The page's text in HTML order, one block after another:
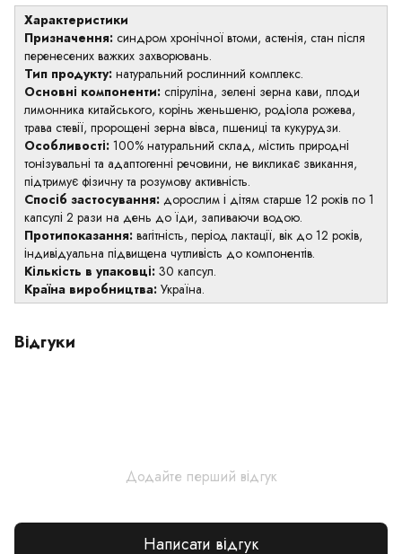
Характеристики
Призначення: синдром хронічної втоми, астенія, стан після
перенесених важких захворювань.
Тип продукту: натуральний рослинний комплекс.
Основні компоненти: спіруліна, зелені зерна кави, плоди
лимонника китайського, корінь женьшеню, родіола рожева,
трава стевії, пророщені зерна вівса, пшениці та кукурудзи.
Особливості: 100% натуральний склад, містить природні
тонізувальні та адаптогенні речовини, не викликає звикання,
підтримує фізичну та розумову активність.
Спосіб застосування: дорослим і дітям старше 12 років по 1
капсулі 2 рази на день до їди, запиваючи водою.
Протипоказання: вагітність, період лактації, вік до 12 років,
індивідуальна підвищена чутливість до компонентів.
Кількість в упаковці: 30 капсул.
Країна виробництва: Україна.
Відгуки
Додайте перший відгук
Написати відгук